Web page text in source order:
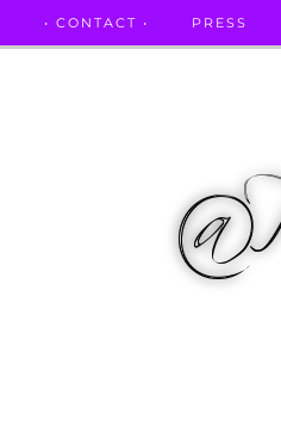
• CONTACT • PRESS